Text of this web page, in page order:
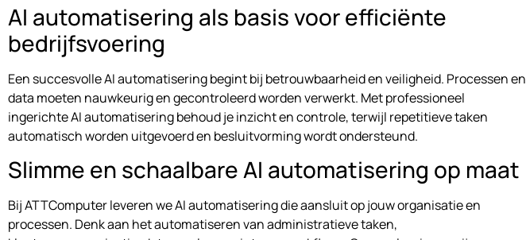
AI automatisering als basis voor efficiënte
bedrijfsvoering
Een succesvolle AI automatisering begint bij betrouwbaarheid en veiligheid. Processen en
data moeten nauwkeurig en gecontroleerd worden verwerkt. Met professioneel
ingerichte AI automatisering behoud je inzicht en controle, terwijl repetitieve taken
automatisch worden uitgevoerd en besluitvorming wordt ondersteund.
Slimme en schaalbare AI automatisering op maat
Bij ATTComputer leveren we AI automatisering die aansluit op jouw organisatie en
processen. Denk aan het automatiseren van administratieve taken,